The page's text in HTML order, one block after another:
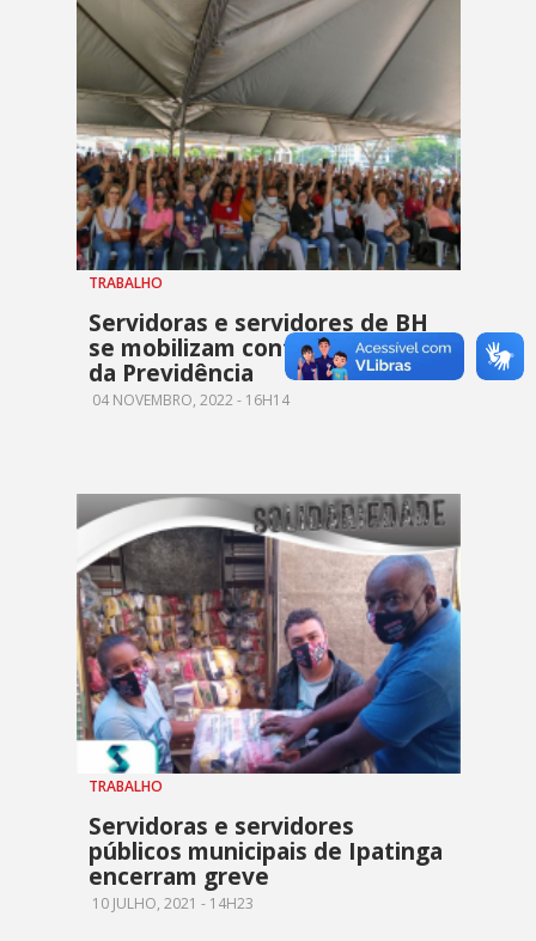
TRABALHO
Servidoras e servidores de BH
se mobilizam contra Reforma
da Previdência
04 NOVEMBRO, 2022 - 16H14
TRABALHO
Servidoras e servidores
públicos municipais de Ipatinga
encerram greve
10 JULHO, 2021 - 14H23